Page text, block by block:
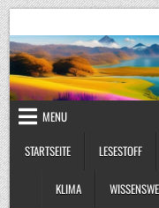
Skip
to
content
MENU
STARTSEITE
LESESTOFF
KLIMA